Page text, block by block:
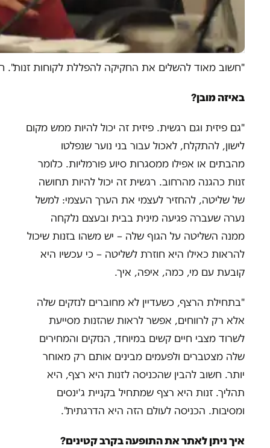
"חשוב מאוד להשלים את החקיקה להפללת לקוחות זנות".
באיזה מובן?
"גם פיזית וגם רגשית. פיזית זה יכול להיות ממש מקום
לישון, להתקלח, לאכול עבור בני נוער שנפלטו
מהבתים או אפילו ממסגרות סיוע פורמליות. כלומר
זנות כהגנה מהרחוב. רגשית זה יכול להיות תחושה
של שליטה, להחזיר לעצמי את הערך העצמי: למשל
נערה שעברה פגיעה מינית בבית ובעצם נלקחה
ממנה השליטה על הגוף שלה – יש משהו בזנות שיכול
להראות כאילו היא חוזרת לשליטה – כי עכשיו היא
קובעת עם מי, כמה, איפה, איך.
"בתחילת הרצף, כשעדיין לא מחוברים לנזקים שלה
אלא רק לרווחים, אפשר לראות שהזנות מסייעת
לשרוד מצבי חיים קשים במיוחד, הנזקים והמחירים
שלה מצטברים ולפעמים מבינים אותם רק מאוחר
יותר. חשוב להבין שהכניסה לזנות היא רצף, היא
תהליך. זנות היא רצף שמתחיל בקניית ג'ינסים
ומסיבות. הכניסה לעולם הזה היא הדרגתית".
איך ניתן לאתר את התופעה בקרב קטינים?